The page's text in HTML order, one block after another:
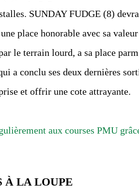
SUNDAY FUDGE (8)
place honorable avec sa
le terrain lourd, a sa place
a conclu ses deux dernières
et offrir une cote attrayante.
aux courses PMU
À LA LOUPE